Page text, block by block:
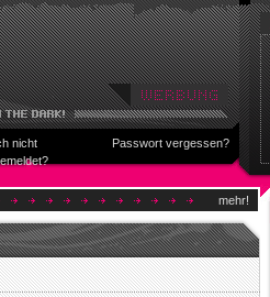
nicht
Passwort vergessen?
mehr!